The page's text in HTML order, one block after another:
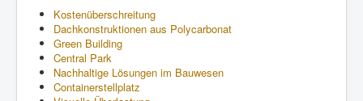
Kostenüberschreitung
Dachkonstruktionen aus Polycarbonat
Green Building
Central Park
Nachhaltige Lösungen im Bauwesen
Containerstellplatz